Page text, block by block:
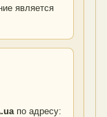
является
по адресу: